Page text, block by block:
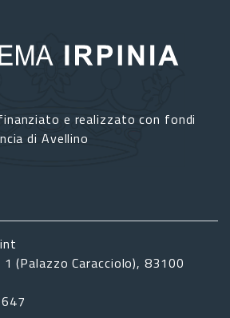
e realizzato con fondi
di Avellino
(Palazzo Caracciolo), 83100